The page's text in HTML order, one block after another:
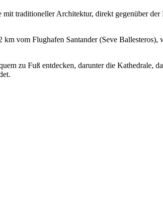
traditioneller Architektur, direkt gegenüber
vom Flughafen Santander (Seve
zu Fuß entdecken, darunter die Kathedrale,